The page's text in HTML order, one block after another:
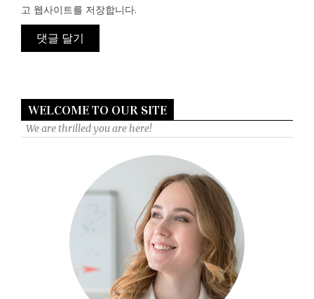
고 웹사이트를 저장합니다.
WELCOME TO OUR SITE
We are thrilled you are here!